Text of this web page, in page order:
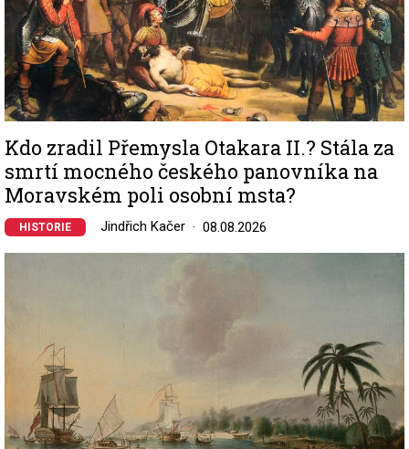
Kdo zradil Přemysla Otakara II.? Stála za
smrtí mocného českého panovníka na
Moravském poli osobní msta?
HISTORIE Jindřich Kačer 08.08.2026